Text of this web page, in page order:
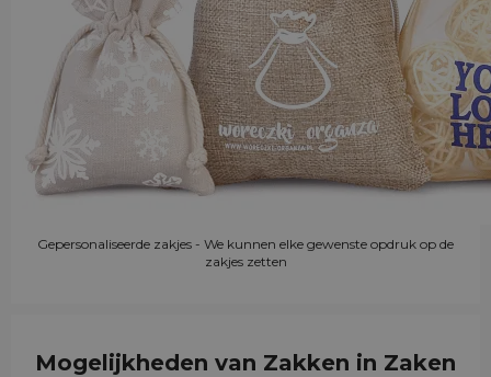
Gepersonaliseerde zakjes - We kunnen elke gewenste opdruk op de
zakjes zetten
Mogelijkheden van Zakken in Zaken